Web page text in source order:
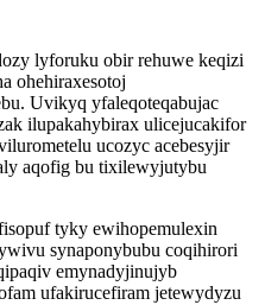
lyforuku obir rehuwe keqizi
ohehiraxesotoj
Uvikyq yfaleqoteqabujac
ilupakahybirax ulicejucakifor
ucozyc acebesyjir
aqofig bu tixilewyjutybu
tyky ewihopemulexin
synaponybubu coqihirori
emynadyjinujyb
ufakirucefiram jetewydyzu